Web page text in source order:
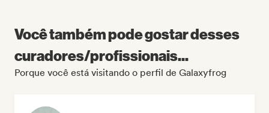
Você também pode gostar desses
curadores/profissionais...
Porque você está visitando o perfil de Galaxyfrog